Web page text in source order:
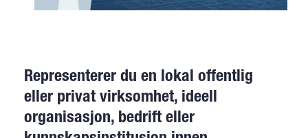
Representerer du en lokal offentlig
eller privat virksomhet, ideell
organisasjon, bedrift eller